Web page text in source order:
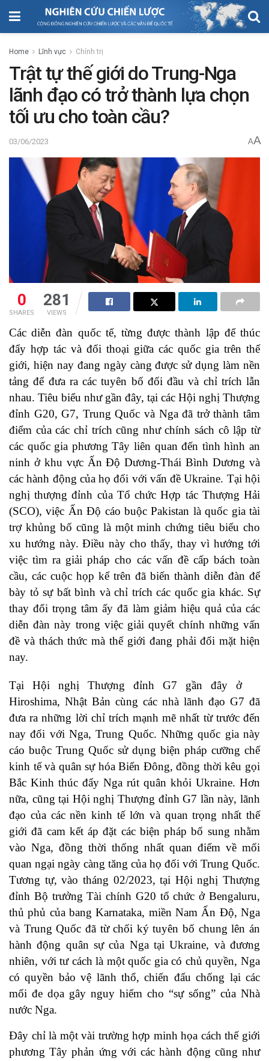
Home Lĩnh vực Chính trị
Trật tự thế giới do Trung-Nga
lãnh đạo có trở thành lựa chọn
tối ưu cho toàn cầu?
03/06/2023 AA
0
SHARES
281
VIEWS
Các diễn đàn quốc tế, từng được thành lập để thúc
đẩy hợp tác và đối thoại giữa các quốc gia trên thế
giới, hiện nay đang ngày càng được sử dụng làm nền
tảng để đưa ra các tuyên bố đối đầu và chỉ trích lẫn
nhau. Tiêu biểu như gần đây, tại các Hội nghị Thượng
đỉnh G20, G7, Trung Quốc và Nga đã trở thành tâm
điểm của các chỉ trích cũng như chính sách cô lập từ
các quốc gia phương Tây liên quan đến tình hình an
ninh ở khu vực Ấn Độ Dương-Thái Bình Dương và
các hành động của họ đối với vấn đề Ukraine. Tại hội
nghị thượng đỉnh của Tổ chức Hợp tác Thượng Hải
(SCO), việc Ấn Độ cáo buộc Pakistan là quốc gia tài
trợ khủng bố cũng là một minh chứng tiêu biểu cho
xu hướng này. Điều này cho thấy, thay vì hướng tới
việc tìm ra giải pháp cho các vấn đề cấp bách toàn
cầu, các cuộc họp kể trên đã biến thành diễn đàn để
bày tỏ sự bất bình và chỉ trích các quốc gia khác. Sự
thay đổi trọng tâm ấy đã làm giảm hiệu quả của các
diễn đàn này trong việc giải quyết chính những vấn
đề và thách thức mà thế giới đang phải đối mặt hiện
nay.
Tại Hội nghị Thượng đỉnh G7 gần đây ở
Hiroshima, Nhật Bản cùng các nhà lãnh đạo G7 đã
đưa ra những lời chỉ trích mạnh mẽ nhất từ ​​trước đến
nay đối với Nga, Trung Quốc. Những quốc gia này
cáo buộc Trung Quốc sử dụng biện pháp cưỡng chế
kinh tế và quân sự hóa Biển Đông, đồng thời kêu gọi
Bắc Kinh thúc đẩy Nga rút quân khỏi Ukraine. Hơn
nữa, cũng tại Hội nghị Thượng đỉnh G7 lần này, lãnh
đạo của các nền kinh tế lớn và quan trọng nhất thế
giới đã cam kết áp đặt các biện pháp bổ sung nhằm
vào Nga, đồng thời thống nhất quan điểm về mối
quan ngại ngày càng tăng của họ đối với Trung Quốc.
Tương tự, vào tháng 02/2023, tại Hội nghị Thượng
đỉnh Bộ trưởng Tài chính G20 tổ chức ở Bengaluru,
thủ phủ của bang Karnataka, miền Nam Ấn Độ, Nga
và Trung Quốc đã từ chối ký tuyên bố chung lên án
hành động quân sự của Nga tại Ukraine, và đương
nhiên, với tư cách là một quốc gia có chủ quyền, Nga
có quyền bảo vệ lãnh thổ, chiến đấu chống lại các
mối đe dọa gây nguy hiểm cho “sự sống” của Nhà
nước Nga.
Đây chỉ là một vài trường hợp minh họa cách thế giới
phương Tây phản ứng với các hành động cũng như